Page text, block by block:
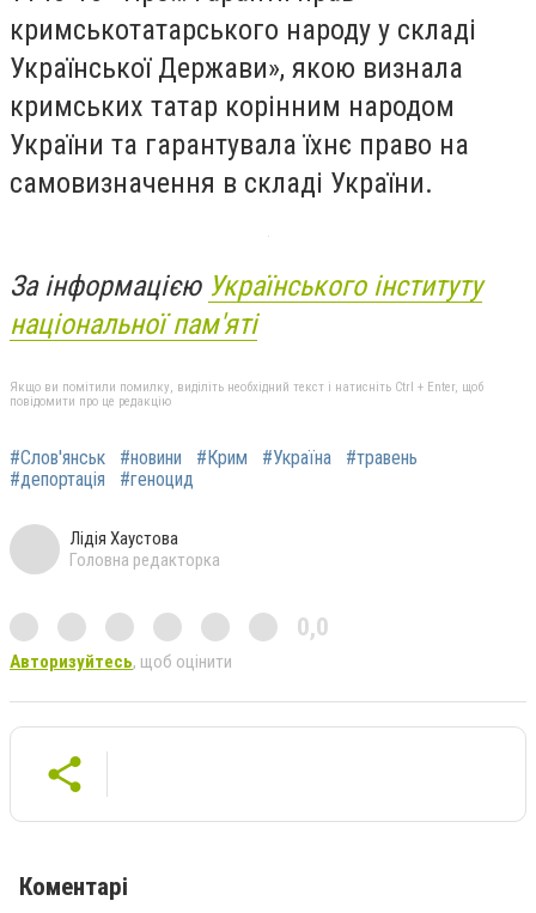
кримськотатарського народу у складі
Української Держави», якою визнала
кримських татар корінним народом
України та гарантувала їхнє право на
самовизначення в складі України.
За інформацією Українського інституту
національної пам'яті
Якщо ви помітили помилку, виділіть необхідний текст і натисніть Ctrl + Enter, щоб
повідомити про це редакцію
#Слов'янськ #новини #Крим #Україна
#травень
#депортація
#геноцид
Лідія Хаустова
Головна редакторка
0,0
Авторизуйтесь, щоб оцінити
Коментарі